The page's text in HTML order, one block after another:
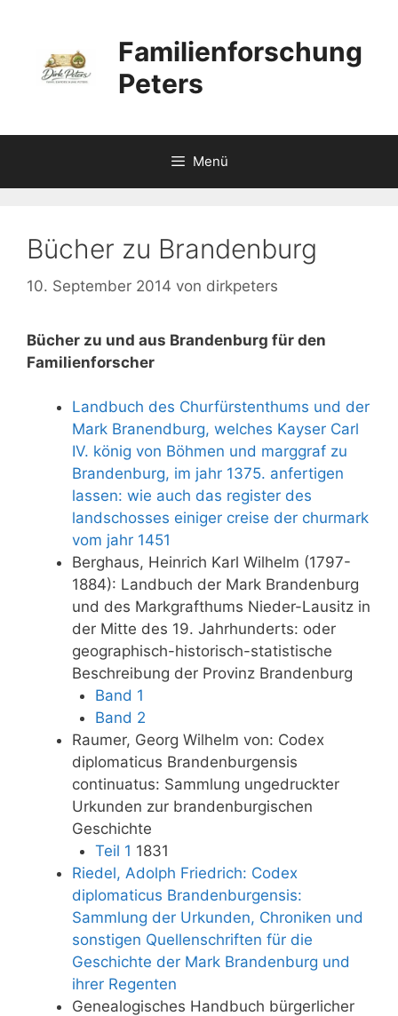
springen
Familienforschung
Peters
Menü
Bücher zu Brandenburg
10. September 2014 von dirkpeters
Bücher zu und aus Brandenburg für den
Familienforscher
Landbuch des Churfürstenthums und der
Mark Branendburg, welches Kayser Carl
IV. könig von Böhmen und marggraf zu
Brandenburg, im jahr 1375. anfertigen
lassen: wie auch das register des
landschosses einiger creise der churmark
vom jahr 1451
Berghaus, Heinrich Karl Wilhelm (1797-
1884): Landbuch der Mark Brandenburg
und des Markgrafthums Nieder-Lausitz in
der Mitte des 19. Jahrhunderts: oder
geographisch-historisch-statistische
Beschreibung der Provinz Brandenburg
Band 1
Band 2
Raumer, Georg Wilhelm von: Codex
diplomaticus Brandenburgensis
continuatus: Sammlung ungedruckter
Urkunden zur brandenburgischen
Geschichte
Teil 1 1831
Riedel, Adolph Friedrich: Codex
diplomaticus Brandenburgensis:
Sammlung der Urkunden, Chroniken und
sonstigen Quellenschriften für die
Geschichte der Mark Brandenburg und
ihrer Regenten
Genealogisches Handbuch bürgerlicher